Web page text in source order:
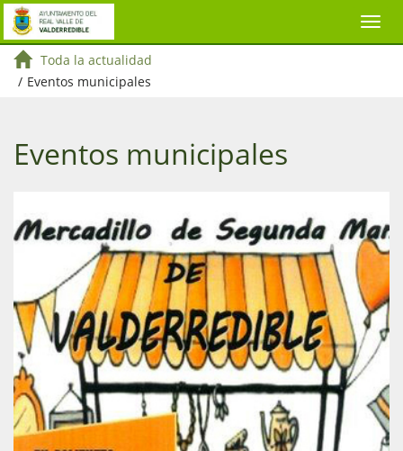
Toda la actualidad
/ Eventos municipales
Eventos municipales